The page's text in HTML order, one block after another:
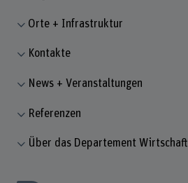
Orte + Infrastruktur
Kontakte
News + Veranstaltungen
Referenzen
Über das Departement Wirtschaft